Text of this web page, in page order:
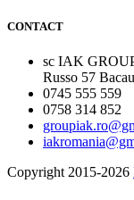
CONTACT
sc IAK
Russo 57
0745 555 559
0758 314 852
Copyright 2015-2026